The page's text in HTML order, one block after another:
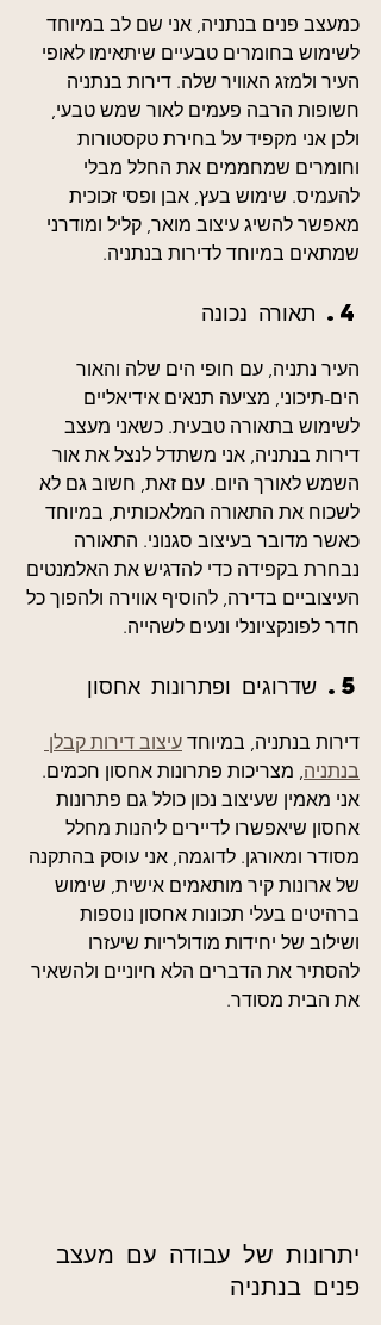
כמעצב פנים בנתניה, אני שם לב במיוחד
לשימוש בחומרים טבעיים שיתאימו לאופי
העיר ולמזג האוויר שלה. דירות בנתניה
חשופות הרבה פעמים לאור שמש טבעי,
ולכן אני מקפיד על בחירת טקסטורות
וחומרים שמחממים את החלל מבלי
להעמיס. שימוש בעץ, אבן ופסי זכוכית
מאפשר להשיג עיצוב מואר, קליל ומודרני
שמתאים במיוחד לדירות בנתניה.
4. תאורה נכונה
העיר נתניה, עם חופי הים שלה והאור
הים-תיכוני, מציעה תנאים אידיאליים
לשימוש בתאורה טבעית. כשאני מעצב
דירות בנתניה, אני משתדל לנצל את אור
השמש לאורך היום. עם זאת, חשוב גם לא
לשכוח את התאורה המלאכותית, במיוחד
כאשר מדובר בעיצוב סגנוני. התאורה
נבחרת בקפידה כדי להדגיש את האלמנטים
העיצוביים בדירה, להוסיף אווירה ולהפוך כל
חדר לפונקציונלי ונעים לשהייה.
5. שדרוגים ופתרונות אחסון
דירות בנתניה, במיוחד עיצוב דירות קבלן
בנתניה, מצריכות פתרונות אחסון חכמים.
אני מאמין שעיצוב נכון כולל גם פתרונות
אחסון שיאפשרו לדיירים ליהנות מחלל
מסודר ומאורגן. לדוגמה, אני עוסק בהתקנה
של ארונות קיר מותאמים אישית, שימוש
ברהיטים בעלי תכונות אחסון נוספות
ושילוב של יחידות מודולריות שיעזרו
להסתיר את הדברים הלא חיוניים ולהשאיר
את הבית מסודר.
יתרונות של עבודה עם מעצב
פנים בנתניה